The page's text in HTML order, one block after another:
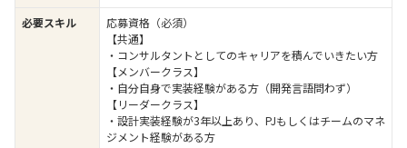
必要スキル
応募資格（必須）
【共通】
・コンサルタントとしてのキャリアを積んでいきたい方
【メンバークラス】
・自分自身で実装経験がある方（開発言語問わず）
【リーダークラス】
・設計実装経験が3年以上あり、PJもしくはチームのマネ
ジメント経験がある方